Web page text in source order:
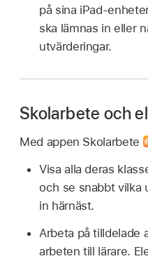
på sina
ska lämnas in eller
utvärderingar.
Skolarbete och
Med appen Skolarbete
Visa alla deras
och se snabbt vilka
in härnäst.
Arbeta på tilldelade
arbeten till lärare.